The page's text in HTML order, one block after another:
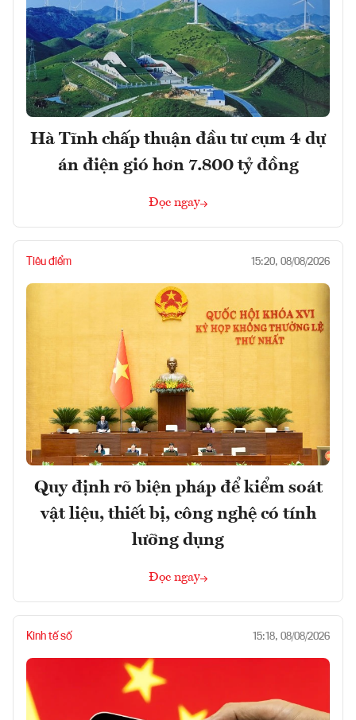
Hà Tĩnh chấp thuận đầu tư cụm 4 dự
án điện gió hơn 7.800 tỷ đồng
Đọc ngay
Tiêu điểm 15:20, 08/08/2026
Quy định rõ biện pháp để kiểm soát
vật liệu, thiết bị, công nghệ có tính
lưỡng dụng
Đọc ngay
Kinh tế số 15:18, 08/08/2026